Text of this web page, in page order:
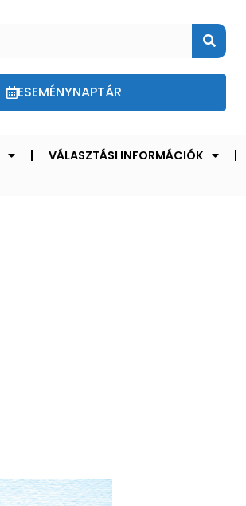
ESEMÉNYNAPTÁR
VÁLASZTÁSI INFORMÁCIÓK